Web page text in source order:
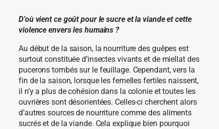
D’où vient ce goût pour le sucre et la viande et cette
violence envers les humains ?
Au début de la saison, la nourriture des guêpes est
surtout constituée d’insectes vivants et de miellat des
pucerons tombés sur le feuillage. Cependant, vers la
fin de la saison, lorsque les femelles fertiles naissent,
il n’y a plus de cohésion dans la colonie et toutes les
ouvrières sont désorientées. Celles-ci cherchent alors
d’autres sources de nourriture comme des aliments
sucrés et de la viande. Cela explique bien pourquoi